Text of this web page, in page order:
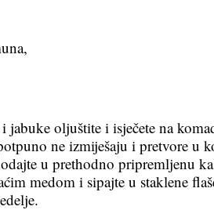
jabuke oljuštite i isječete na
ne izmiješaju i pretvore u
u prethodno pripremljenu
medom i sipajte u staklene